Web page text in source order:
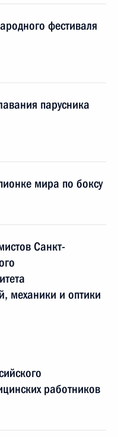
фестиваля
парусника
мира по боксу
Санкт-
механики и оптики
работников